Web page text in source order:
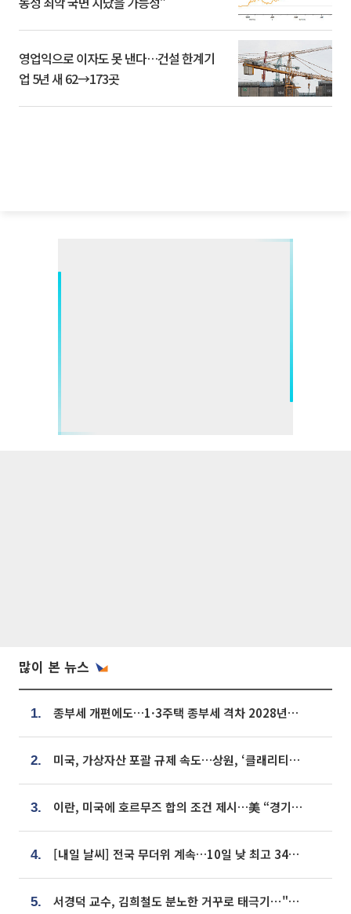
영업익으로 이자도 못 낸다…건설 한계기
업 5년 새 62→173곳
많이 본 뉴스
1. 종부세 개편에도…1·3주택 종부세 격차 2028년부터 확대
2. 미국, 가상자산 포괄 규제 속도…상원, ‘클래리티법’ 9월 절차투표 추진
3. 이란, 미국에 호르무즈 합의 조건 제시…美 “경기 아직 안 끝나” [종합]
4. [내일 날씨] 전국 무더위 계속…10일 낮 최고 34도 육박
5. 서경덕 교수, 김희철도 분노한 거꾸로 태극기⋯"엉터리는 아냐, 아쉬울 뿐"